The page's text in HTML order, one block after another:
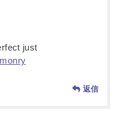
just
返信